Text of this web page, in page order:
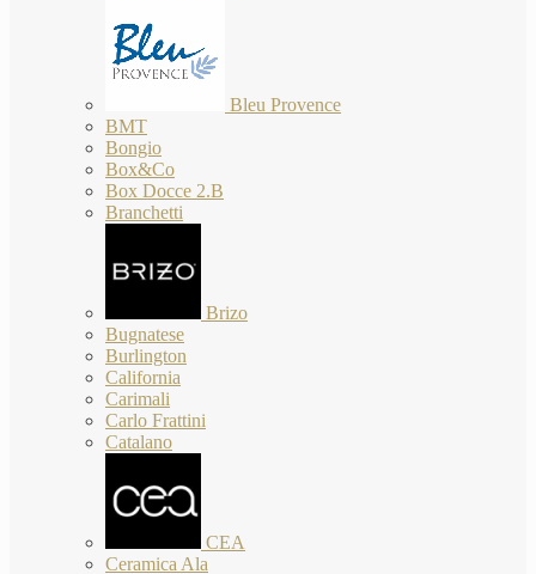
Bleu Provence
BMT
Bongio
Box&Co
Box Docce 2.B
Branchetti
Brizo
Bugnatese
Burlington
California
Carimali
Carlo Frattini
Catalano
CEA
Ceramica Ala